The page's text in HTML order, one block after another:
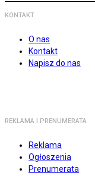
KONTAKT
O nas
Kontakt
Napisz do nas
REKLAMA I PRENUMERATA
Reklama
Ogłoszenia
Prenumerata